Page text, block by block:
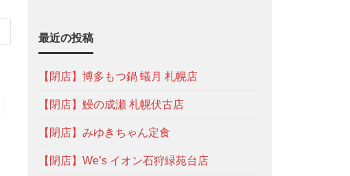
最近の投稿
【閉店】博多もつ鍋 蟻月 札幌店
【閉店】鰻の成瀬 札幌伏古店
【閉店】みゆきちゃん定食
【閉店】We’s イオン石狩緑苑台店